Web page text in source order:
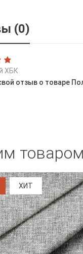
(0)
ХБК
отзыв о товаре
ХИТ